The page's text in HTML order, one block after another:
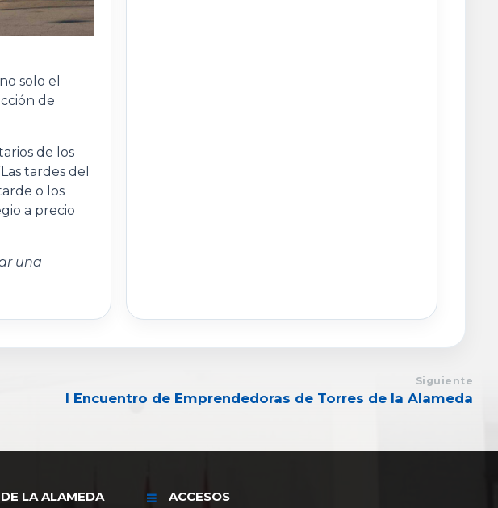
solo el
de
de los
tardes del
o los
a precio
una
Siguiente
I Encuentro de Emprendedoras de Torres de la Alameda
LA ALAMEDA ACCESOS